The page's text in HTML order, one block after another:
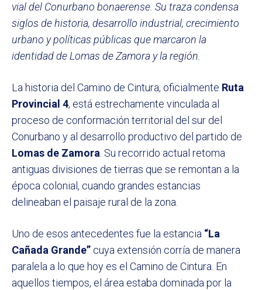
vial del Conurbano bonaerense. Su traza condensa
siglos de historia, desarrollo industrial, crecimiento
urbano y políticas públicas que marcaron la
identidad de Lomas de Zamora y la región.
La historia del Camino de Cintura, oficialmente Ruta
Provincial 4, está estrechamente vinculada al
proceso de conformación territorial del sur del
Conurbano y al desarrollo productivo del partido de
Lomas de Zamora. Su recorrido actual retoma
antiguas divisiones de tierras que se remontan a la
época colonial, cuando grandes estancias
delineaban el paisaje rural de la zona.
Uno de esos antecedentes fue la estancia “La
Cañada Grande” cuya extensión corría de manera
paralela a lo que hoy es el Camino de Cintura. En
aquellos tiempos, el área estaba dominada por la